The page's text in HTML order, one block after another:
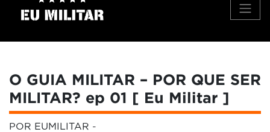
PRINCIPAIS VÍDEOS
SOBRE NÓS
O GUIA MILITAR – POR QUE SER
MILITAR? ep 01 [ Eu Militar ]
POR EUMILITAR -